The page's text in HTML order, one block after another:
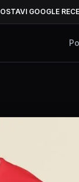
OSTAVI GOOGLE